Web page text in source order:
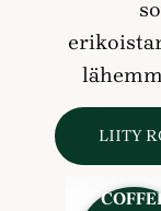
LIITY